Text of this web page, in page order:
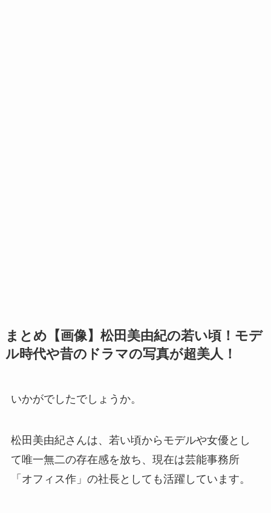
まとめ【画像】松田美由紀の若い頃！モデ
ル時代や昔のドラマの写真が超美人！
いかがでしたでしょうか。
松田美由紀さんは、若い頃からモデルや女優とし
て唯一無二の存在感を放ち、現在は芸能事務所
「オフィス作」の社長としても活躍しています。